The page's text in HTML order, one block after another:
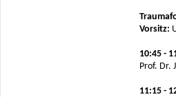
Vorsitz:
10:45 -
Prof. Dr.
11:15 -